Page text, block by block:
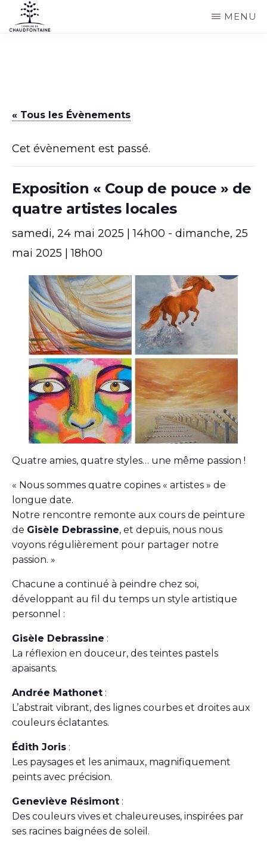
Passer
au
commune
MENU
« Tous les Évènements
Cet évènement est passé.
Exposition « Coup de pouce » de
quatre artistes locales
samedi, 24 mai 2025 | 14h00 - dimanche, 25
mai 2025 | 18h00
Quatre amies, quatre styles… une même passion !
« Nous sommes quatre copines « artistes » de
longue date.
Notre rencontre remonte aux cours de peinture
de Gisèle Debrassine, et depuis, nous nous
voyons régulièrement pour partager notre
passion. »
Chacune a continué à peindre chez soi,
développant au fil du temps un style artistique
personnel :
Gisèle Debrassine :
La réflexion en douceur, des teintes pastels
apaisants.
Andrée Mathonet :
L’abstrait vibrant, des lignes courbes et droites aux
couleurs éclatantes.
Édith Joris :
Les paysages et les animaux, magnifiquement
peints avec précision.
Geneviève Résimont :
Des couleurs vives et chaleureuses, inspirées par
ses racines baignées de soleil.